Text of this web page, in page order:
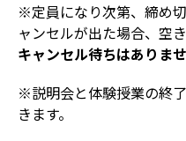
※定員になり次第、締め
ャンセルが出た場合、空
キャンセル待ちはありませ
※説明会と体験授業の終
きます。